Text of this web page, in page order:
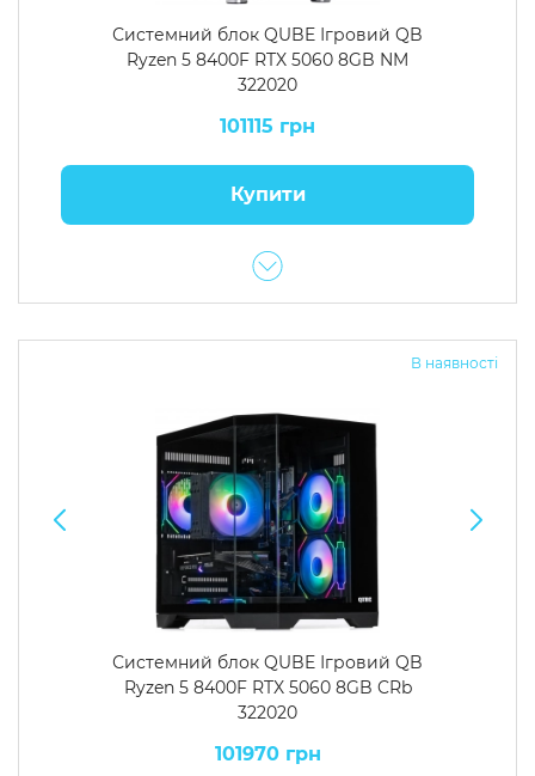
Системний блок QUBE Ігровий QB
Ryzen 5 8400F RTX 5060 8GB NM
322020
101115 грн
Купити
В наявності
Системний блок QUBE Ігровий QB
Ryzen 5 8400F RTX 5060 8GB CRb
322020
101970 грн